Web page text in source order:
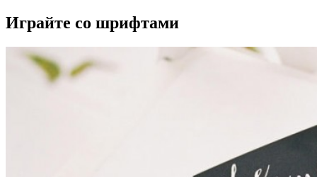
Играйте со шрифтами